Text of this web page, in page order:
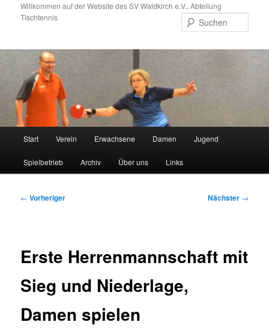
primären
Willkommen auf der Website des SV Waldkirch e.V., Abteilung
Tischtennis
Start Verein Erwachsene Damen Jugend
Spielbetrieb Archiv Über uns Links
Beitragsnavigation
← Vorheriger Nächster →
Erste Herrenmannschaft mit
Sieg und Niederlage,
Damen spielen